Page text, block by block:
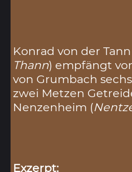
Konrad von der
Thann) empfängt
von Grumbach
zwei Metzen
Nenzenheim (
Exzerpt: